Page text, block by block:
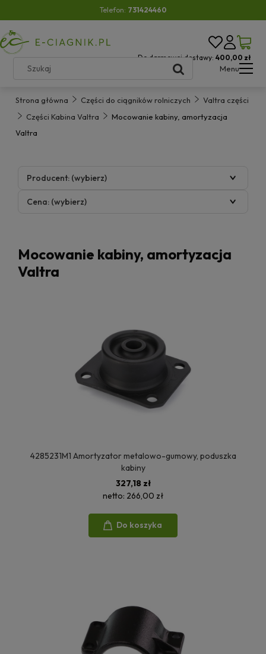
Telefon: 731424460
Do darmowej dostawy: 400,00 zł
Menu
Strona główna Części do ciągników rolniczych
Valtra części
Części Kabina Valtra
Mocowanie kabiny, amortyzacja
Valtra
Producent: (wybierz)
Cena: (wybierz)
Mocowanie kabiny, amortyzacja
Valtra
4285231M1 Amortyzator metalowo-gumowy, poduszka
kabiny
327,18 zł
netto: 266,00 zł
Do koszyka